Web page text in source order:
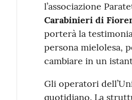
l’associazione
Carabinieri di
porterà la
persona mielolesa,
cambiare in un
Gli operatori
quotidiano. La